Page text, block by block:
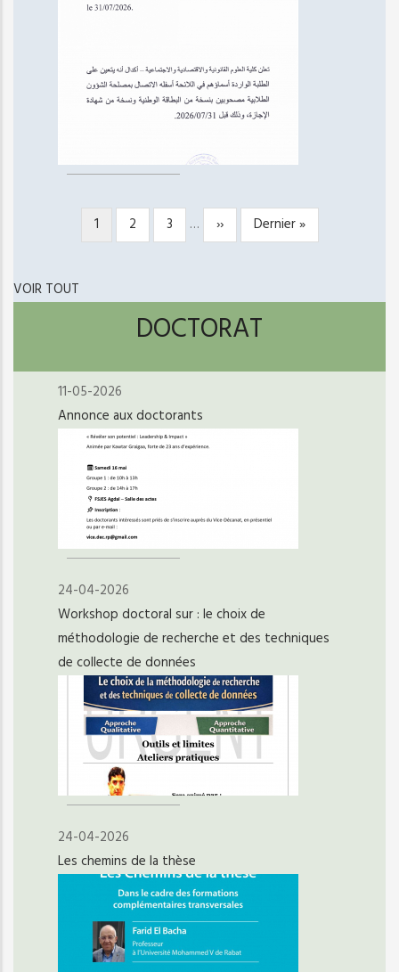
PAGINATIONPage
courante
1 Page
2 Page
3 …
Page
suivante
››
Dernière
page
Dernier »
VOIR TOUT
DOCTORAT
11-05-2026
Annonce aux doctorants
24-04-2026
Workshop doctoral sur : le choix de
méthodologie de recherche et des techniques
de collecte de données
24-04-2026
Les chemins de la thèse